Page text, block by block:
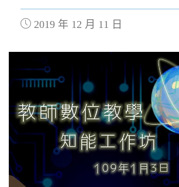
2019 年 12 月 11 日